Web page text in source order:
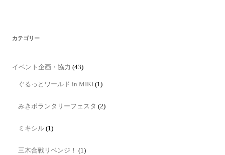
カテゴリー
イベント企画・協力 (43)
ぐるっとワールド in MIKI (1)
みきボランタリーフェスタ (2)
ミキシル (1)
三木合戦リベンジ！ (1)